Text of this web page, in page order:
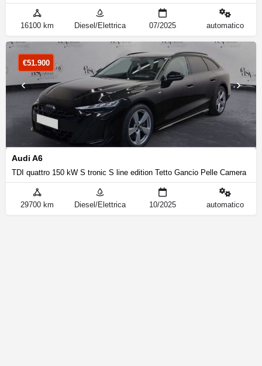
16100 km Diesel/Elettrica 07/2025 automatico
Audi A6
TDI quattro 150 kW S tronic S line edition Tetto Gancio Pelle Camera
€51.900
29700 km Diesel/Elettrica 10/2025 automatico